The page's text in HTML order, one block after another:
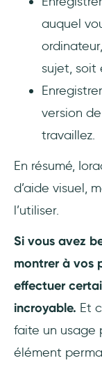
auquel
sujet, soit
version
travaillez.
En résumé,
d’aide visuel,
l’utiliser.
Si vous avez
montrer à vos
effectuer
incroyable. Et
faite un usage
élément